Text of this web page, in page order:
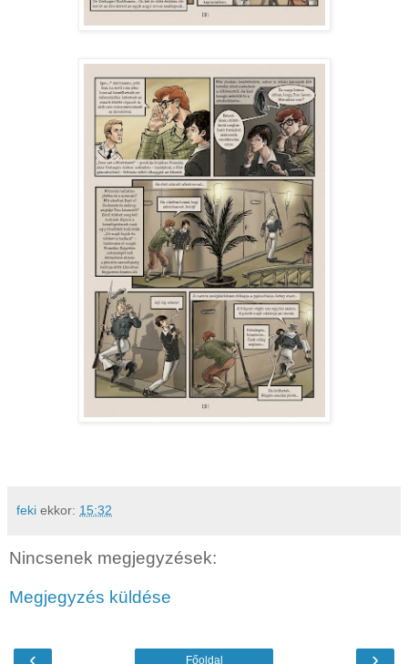
feki ekkor: 15:32
Nincsenek megjegyzések:
Megjegyzés küldése
‹ ›
Főoldal